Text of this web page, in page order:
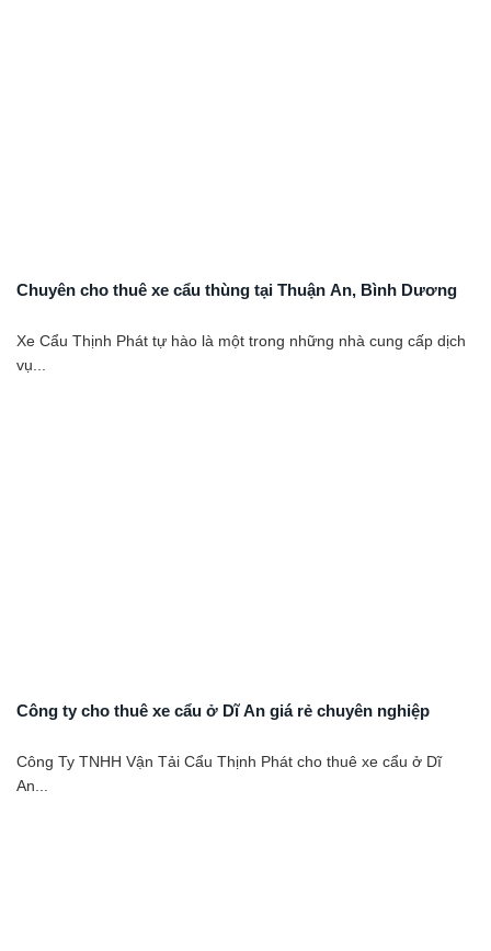
Chuyên cho thuê xe cẩu thùng tại Thuận An, Bình Dương
Xe Cẩu Thịnh Phát tự hào là một trong những nhà cung cấp dịch
vụ...
Công ty cho thuê xe cẩu ở Dĩ An giá rẻ chuyên nghiệp
Công Ty TNHH Vận Tải Cẩu Thịnh Phát cho thuê xe cẩu ở Dĩ
An...